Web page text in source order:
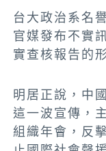
台大政治系名
官媒發布不實
實查核報告的
明居正說，中
這一波宣傳，
組織年會，反